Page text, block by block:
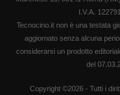
I.V.A.
Tecnocino.it non è una testata
aggiornato senza alcuna
considerarsi un prodotto
del
Copyright ©2026 - Tutti i